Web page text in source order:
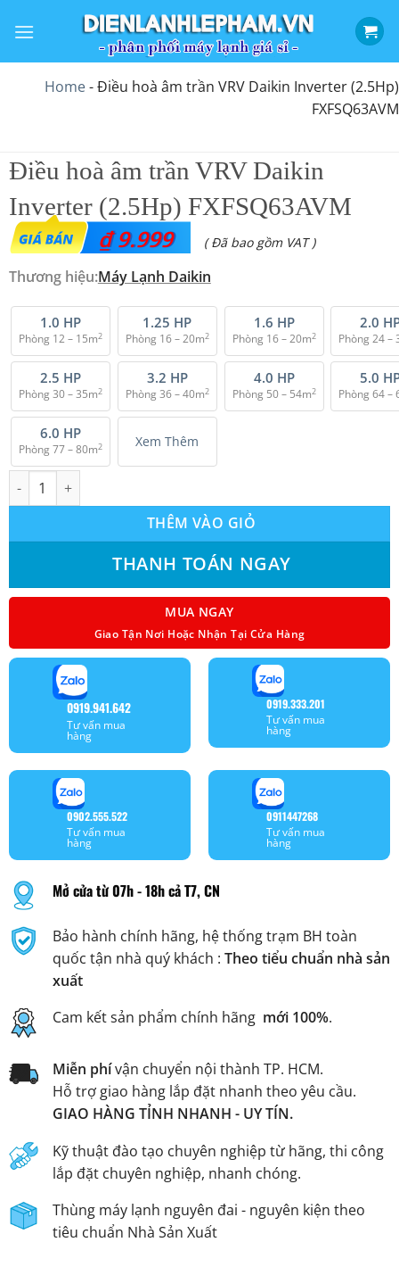
qua
Home-Điều hoà âm trần VRV Daikin Inverter (2.5Hp)
FXFSQ63AVM
Điều hoà âm trần VRV Daikin
Inverter (2.5Hp) FXFSQ63AVM
₫9.999 ( Đã bao gồm VAT )
Thương hiệu:Máy Lạnh Daikin
1.0 HP
Phòng 12 – 15m2
1.25 HP
Phòng 16 – 20m2
1.6 HP
Phòng 16 – 20m2
2.0
Phòng 24 –
2.5 HP
Phòng 30 – 35m2
3.2 HP
Phòng 36 – 40m2
4.0 HP
Phòng 50 – 54m2
5.0
Phòng 64 –
6.0 HP
Phòng 77 – 80m2 Xem Thêm
Điều hoà âm trần VRV Daikin Inverter (2.5Hp) FXFSQ63AVM số
THÊM VÀO GIỎ
THANH TOÁN NGAY
MUA NGAY
Giao Tận Nơi Hoặc Nhận Tại Cửa Hàng
0919.941.642
Tư vấn mua
hàng
0919.333.201
Tư vấn mua
hàng
0902.555.522
Tư vấn mua
hàng
0911447268
Tư vấn mua
hàng
Mở cửa từ 07h - 18h cả T7, CN
Bảo hành chính hãng, hệ thống trạm BH toàn
quốc tận nhà quý khách : Theo tiểu chuẩn nhà sản
xuất
Cam kết sản phẩm chính hãng mới 100%.
Miễn phívận chuyển nội thành TP. HCM.
Hỗ trợ giao hàng lắp đặt nhanh theo yêu cầu.
GIAO HÀNG TỈNH NHANH - UY TÍN.
Kỹ thuật đào tạo chuyên nghiệp từ hãng, thi công
lắp đặt chuyên nghiệp, nhanh chóng.
Thùng máy lạnh nguyên đai - nguyên kiện theo
tiêu chuẩn Nhà Sản Xuất